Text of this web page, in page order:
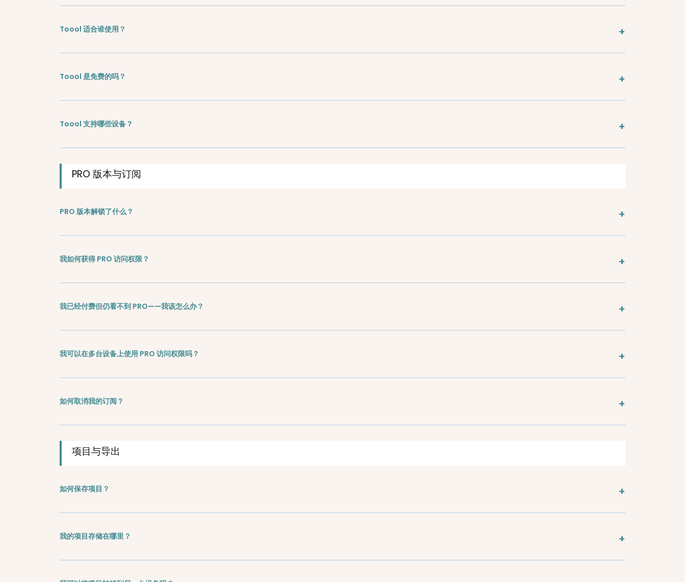
Toool 适合谁使用？
Toool 是免费的吗？
Toool 支持哪些设备？
PRO 版本与订阅
PRO 版本解锁了什么？
我如何获得 PRO 访问权限？
我已经付费但仍看不到 PRO——我该怎么办？
我可以在多台设备上使用 PRO 访问权限吗？
如何取消我的订阅？
项目与导出
如何保存项目？
我的项目存储在哪里？